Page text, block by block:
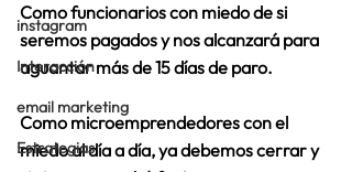
instagram
Interacción
email marketing
Estrategias
Como funcionarios con miedo de si
seremos pagados y nos alcanzará para
aguantar más de 15 días de paro.
Como microemprendedores con el
miedo al día a día, ya debemos cerrar y